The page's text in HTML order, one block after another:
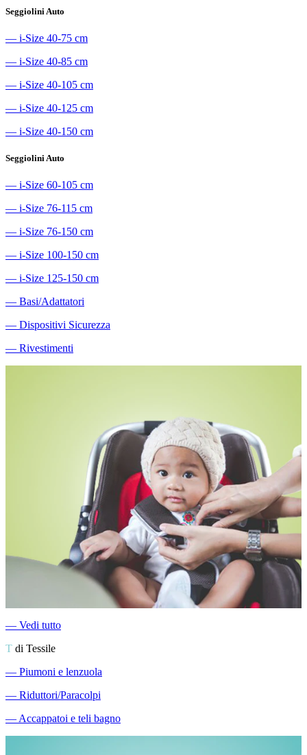
Seggiolini Auto
― i-Size 40-75 cm
― i-Size 40-85 cm
― i-Size 40-105 cm
― i-Size 40-125 cm
― i-Size 40-150 cm
Seggiolini Auto
― i-Size 60-105 cm
― i-Size 76-115 cm
― i-Size 76-150 cm
― i-Size 100-150 cm
― i-Size 125-150 cm
― Basi/Adattatori
― Dispositivi Sicurezza
― Rivestimenti
― Vedi tutto
T di Tessile
― Piumoni e lenzuola
― Riduttori/Paracolpi
―Accappatoi e teli bagno